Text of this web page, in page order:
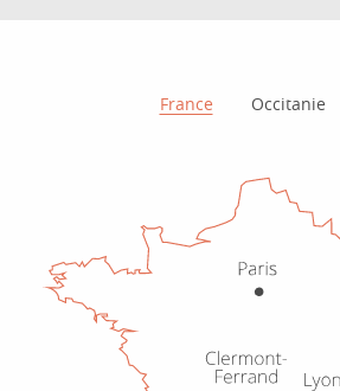
Comment venir ?
France Occitanie